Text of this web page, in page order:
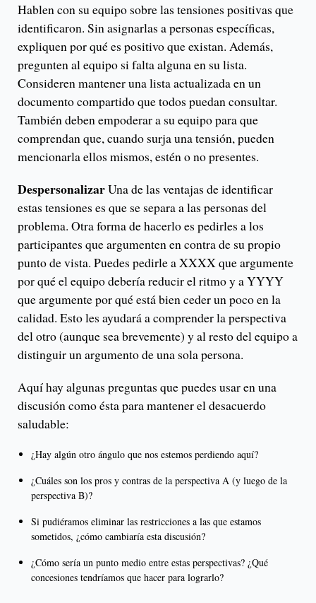
Hablen con su equipo sobre las tensiones positivas que
identificaron. Sin asignarlas a personas específicas,
expliquen por qué es positivo que existan. Además,
pregunten al equipo si falta alguna en su lista.
Consideren mantener una lista actualizada en un
documento compartido que todos puedan consultar.
También deben empoderar a su equipo para que
comprendan que, cuando surja una tensión, pueden
mencionarla ellos mismos, estén o no presentes.
DespersonalizarUna de las ventajas de identificar
estas tensiones es que se separa a las personas del
problema. Otra forma de hacerlo es pedirles a los
participantes que argumenten en contra de su propio
punto de vista. Puedes pedirle a XXXX que argumente
por qué el equipo debería reducir el ritmo y a YYYY
que argumente por qué está bien ceder un poco en la
calidad. Esto les ayudará a comprender la perspectiva
del otro (aunque sea brevemente) y al resto del equipo a
distinguir un argumento de una sola persona.
Aquí hay algunas preguntas que puedes usar en una
discusión como ésta para mantener el desacuerdo
saludable:
¿Hay algún otro ángulo que nos estemos perdiendo aquí?
¿Cuáles son los pros y contras de la perspectiva A (y luego de la
perspectiva B)?
Si pudiéramos eliminar las restricciones a las que estamos
sometidos, ¿cómo cambiaría esta discusión?
¿Cómo sería un punto medio entre estas perspectivas? ¿Qué
concesiones tendríamos que hacer para lograrlo?